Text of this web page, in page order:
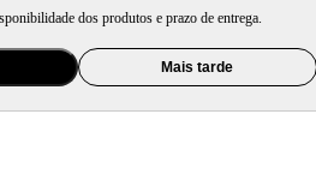
dos produtos e prazo de entrega.
Mais tarde